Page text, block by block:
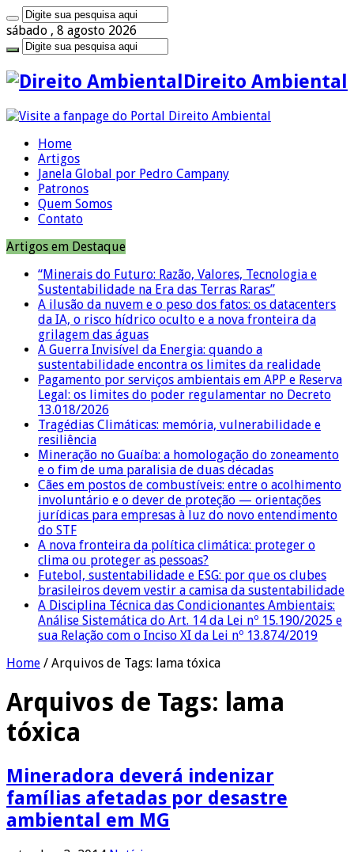
sábado , 8 agosto 2026
Direito Ambiental
Home
Artigos
Janela Global por Pedro Campany
Patronos
Quem Somos
Contato
Artigos em Destaque
“Minerais do Futuro: Razão, Valores, Tecnologia e
Sustentabilidade na Era das Terras Raras”
A ilusão da nuvem e o peso dos fatos: os datacenters
da IA, o risco hídrico oculto e a nova fronteira da
grilagem das águas
A Guerra Invisível da Energia: quando a
sustentabilidade encontra os limites da realidade
Pagamento por serviços ambientais em APP e Reserva
Legal: os limites do poder regulamentar no Decreto
13.018/2026
Tragédias Climáticas: memória, vulnerabilidade e
resiliência
Mineração no Guaíba: a homologação do zoneamento
e o fim de uma paralisia de duas décadas
Cães em postos de combustíveis: entre o acolhimento
involuntário e o dever de proteção — orientações
jurídicas para empresas à luz do novo entendimento
do STF
A nova fronteira da política climática: proteger o
clima ou proteger as pessoas?
Futebol, sustentabilidade e ESG: por que os clubes
brasileiros devem vestir a camisa da sustentabilidade
A Disciplina Técnica das Condicionantes Ambientais:
Análise Sistemática do Art. 14 da Lei nº 15.190/2025 e
sua Relação com o Inciso XI da Lei nº 13.874/2019
Home / Arquivos de Tags: lama tóxica
Arquivos de Tags: lama
tóxica
Mineradora deverá indenizar
famílias afetadas por desastre
ambiental em MG